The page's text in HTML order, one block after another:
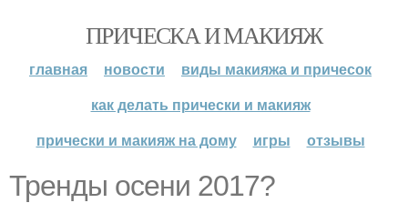
ПРИЧЕСКА И МАКИЯЖ
главная новости
виды макияжа и причесок
как делать прически и макияж
прически и макияж на дому
игры отзывы
Тренды осени 2017?